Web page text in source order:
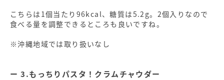
こちらは1個当たり96kcal、糖質は5.2g。2個入りなので
食べる量を調整できるところも良いですね。
※沖縄地域では取り扱いなし
3.もっちりパスタ！クラムチャウダー